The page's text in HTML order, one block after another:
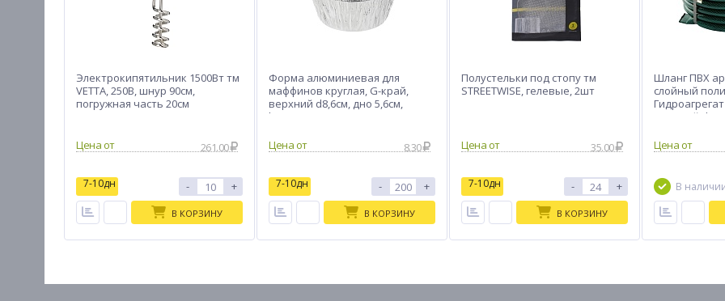
Электрокипятильник 1500Вт тм
VETTA, 250В, шнур 90см,
погружная часть 20см
261.00
7-10дн - +
В КОРЗИНУ
Форма алюминиевая для
маффинов круглая, G-край,
верхний d8,6см, дно 5,6см,
h38мм, 140мл, C1G
8.30
7-10дн - +
В КОРЗИНУ
Полустельки под стопу тм
STREETWISE, гелевые, 2шт
35.00
7-10дн - +
В КОРЗИНУ
Шланг ПВХ
слойный
зеленый d3/
В